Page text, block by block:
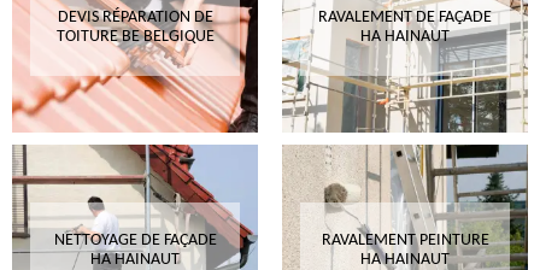
DEVIS RÉPARATION DE
TOITURE BE BELGIQUE
RAVALEMENT DE FAÇADE
HA HAINAUT
NETTOYAGE DE FAÇADE
HA HAINAUT
RAVALEMENT PEINTURE
HA HAINAUT